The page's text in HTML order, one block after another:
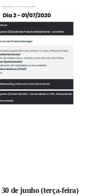
30 de junho (terça-feira)